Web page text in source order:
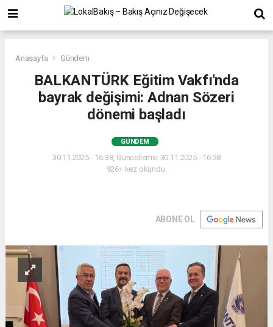
Anasayfa Gündem
BALKANTÜRK Eğitim Vakfı'nda
bayrak değişimi: Adnan Sözeri
dönemi başladı
GÜNDEM
30.11.2025 - 16:38, Güncelleme: 30.11.2025 - 16:38
926+ kez okundu.
ABONE OL